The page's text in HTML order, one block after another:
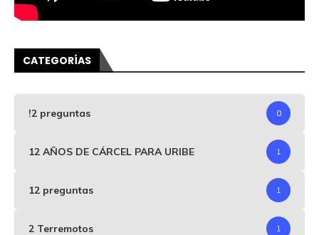
CATEGORÍAS
!2 preguntas 0
12 AÑOS DE CÁRCEL PARA URIBE 1
12 preguntas 1
2 Terremotos 1